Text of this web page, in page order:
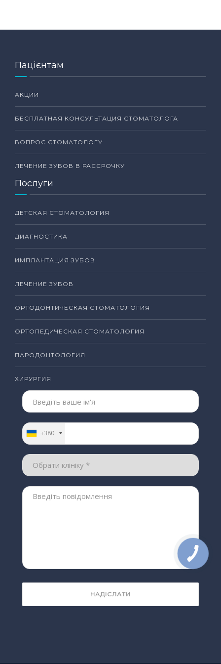
Пацієнтам
АКЦИИ
БЕСПЛАТНАЯ КОНСУЛЬТАЦИЯ СТОМАТОЛОГА
ВОПРОС СТОМАТОЛОГУ
ЛЕЧЕНИЕ ЗУБОВ В РАССРОЧКУ
Послуги
ДЕТСКАЯ СТОМАТОЛОГИЯ
ДИАГНОСТИКА
ИМПЛАНТАЦИЯ ЗУБОВ
ЛЕЧЕНИЕ ЗУБОВ
ОРТОДОНТИЧЕСКАЯ СТОМАТОЛОГИЯ
ОРТОПЕДИЧЕСКАЯ СТОМАТОЛОГИЯ
ПАРОДОНТОЛОГИЯ
ХИРУРГИЯ
+380